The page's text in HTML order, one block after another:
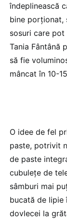
îndeplinească
bine porționat,
sosuri care pot
Tania Fântână
să fie
mâncat în 10-
O idee de fel
paste, potrivit
de paste
cubulețe de
sâmburi mai
bucată de lipie
dovlecei la